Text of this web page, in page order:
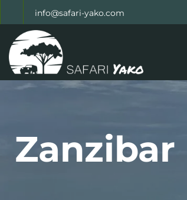
info@safari-yako.com
Zanzibar